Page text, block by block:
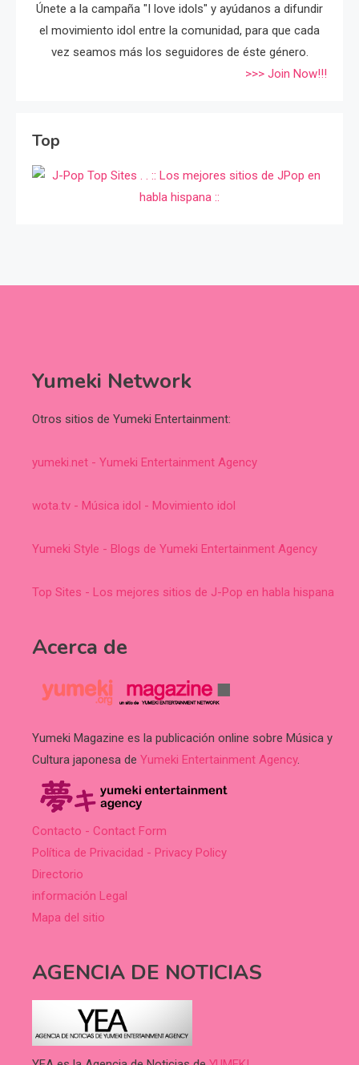
Únete a la campaña "I love idols" y ayúdanos a difundir
el movimiento idol entre la comunidad, para que cada
vez seamos más los seguidores de éste género.
>>> Join Now!!!
Top
Yumeki Network
Otros sitios de Yumeki Entertainment:
yumeki.net - Yumeki Entertainment Agency
wota.tv - Música idol - Movimiento idol
Yumeki Style - Blogs de Yumeki Entertainment Agency
Top Sites - Los mejores sitios de J-Pop en habla hispana
Acerca de
Yumeki Magazine es la publicación online sobre Música y
Cultura japonesa de Yumeki Entertainment Agency.
Contacto - Contact Form
Política de Privacidad - Privacy Policy
Directorio
información Legal
Mapa del sitio
AGENCIA DE NOTICIAS